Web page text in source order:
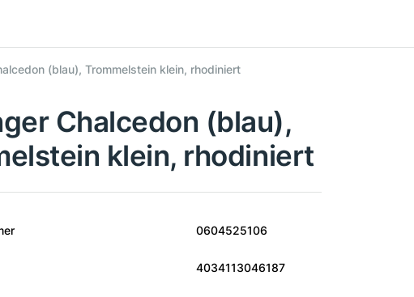
(blau), Trommelstein klein, rhodiniert
Chalcedon (blau),
klein, rhodiniert
0604525106
4034113046187